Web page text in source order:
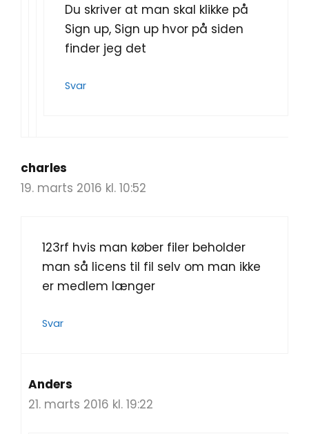
Du skriver at man skal klikke på
Sign up, Sign up hvor på siden
finder jeg det
Svar
charles
19. marts 2016 kl. 10:52
123rf hvis man køber filer beholder
man så licens til fil selv om man ikke
er medlem længer
Svar
Anders
21. marts 2016 kl. 19:22